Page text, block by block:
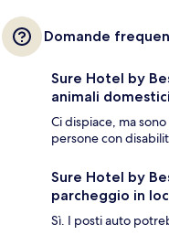
Domande
Sure Hotel by
animali
Ci dispiace, ma
persone con
Sure Hotel by
parcheggio in
Sì. I posti auto